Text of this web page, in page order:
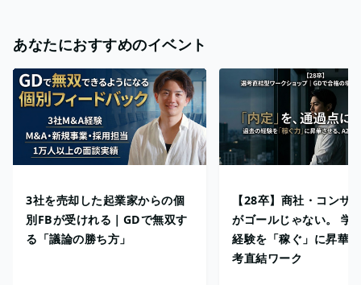
あなたにおすすめのイベント
3社を売却した起業家からの個
別FBが受けれる｜GDで無双す
る「議論の勝ち方」
【28卒】商社・コンサ
がゴールじゃない。 学
経験を「稼ぐ」に昇華
考直結ワーク